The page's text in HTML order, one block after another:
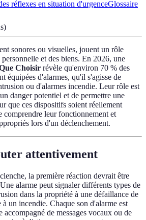
réflexes en situation d'urgenceGlossaire
)
sonores ou visuelles, jouent un rôle
et des biens. En 2026, une
Choisir révèle qu'environ 70 % des
équipées d'alarmes, qu'il s'agisse de
ou d'alarmes incendie. Leur rôle est
danger potentiel et de permettre une
que ces dispositifs soient réellement
comprendre leur fonctionnement et
lors d'un déclenchement.
attentivement
la première réaction devrait être
alarme peut signaler différents types de
dans la propriété à une défaillance de
un incendie. Chaque son d'alarme est
accompagné de messages vocaux ou de